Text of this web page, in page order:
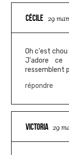
CÉCILE 29
Oh c'est chou
J'adore ce
ressemblent
répondre
VICTORIA 29